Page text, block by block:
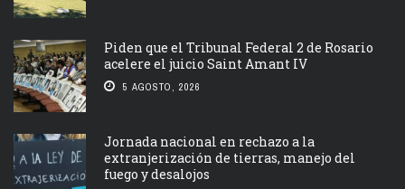
Piden que el Tribunal Federal 2 de Rosario
acelere el juicio Saint Amant IV
5 AGOSTO, 2026
Jornada nacional en rechazo a la
extranjerización de tierras, manejo del
fuego y desalojos